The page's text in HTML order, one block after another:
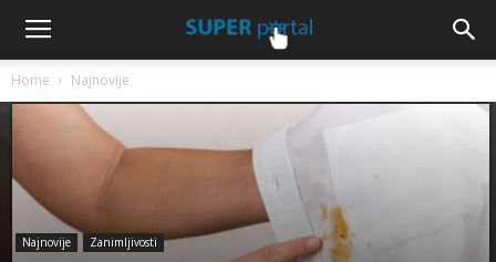
Home Najnovije
Najnovije Zanimljivosti